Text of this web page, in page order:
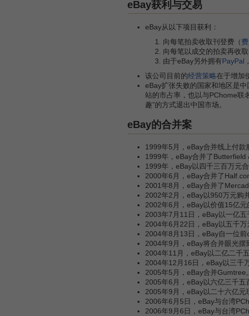
eBay获利与交易
eBay从以下项目获利：
向每笔拍卖收取刊登费（
向每笔以成交的拍卖再收
由于eBay另外拥有PayPal
该公司目前的经营策略在于增加
eBay扩张失败的国家和地区是
站的市占率，也以与PChome联
趣”的方式退出中国市场。
eBay的合并案
1999年5月，eBay合并线上付
1999年，eBay合并了Butterfield
1999年，eBay以四千三百万元
2000年6月，eBay合并了
2001年8月，eBay合并了
2002年2月，eBay以950万元购
2002年6月，eBay以价值15亿元
2003年7月11日，eBay以一亿五
2004年6月22日，eBay以五千
2004年8月13日，eBay自一位
2004年9月，eBay将合并眼光
2004年11月，eBay以二亿二千
2004年12月16日，eBay以三千
2005年5月，eBay合并Gumtree
2005年6月，eBay以六亿三千五
2005年9月，eBay以二十六亿元
2006年6月5日，eBay与台湾
2006年9月6日，eBay与台湾